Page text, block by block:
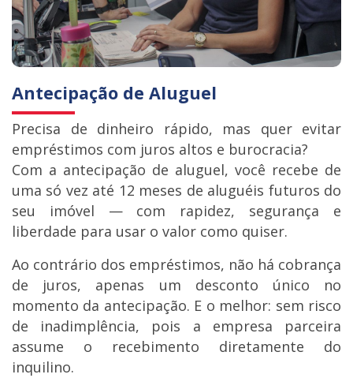
Antecipação de Aluguel
Precisa de dinheiro rápido, mas quer evitar
empréstimos com juros altos e burocracia?
Com a antecipação de aluguel, você recebe de
uma só vez até 12 meses de aluguéis futuros do
seu imóvel — com rapidez, segurança e
liberdade para usar o valor como quiser.
Ao contrário dos empréstimos, não há cobrança
de juros, apenas um desconto único no
momento da antecipação. E o melhor: sem risco
de inadimplência, pois a empresa parceira
assume o recebimento diretamente do
inquilino.